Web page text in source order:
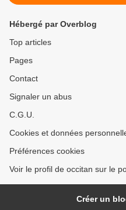
Hébergé par Overblog
Top articles
Pages
Contact
Signaler un abus
C.G.U.
Cookies et données
Préférences cookies
Voir le profil de occitan sur le
Créer un